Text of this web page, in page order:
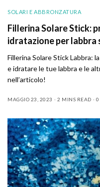
SOLARI E ABBRONZATURA
Fillerina Solare Stick:
idratazione per labbra
Fillerina Solare Stick Labbra:
e idratare le tue labbra e le
nell’articolo!
MAGGIO 23, 2023 2 MINS READ 0